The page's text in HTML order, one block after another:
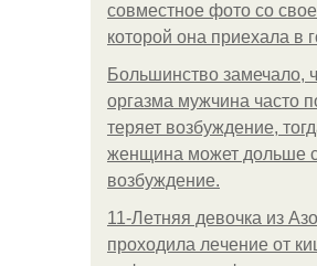
совместное фото со
которой она приехала в
Большинство замечало,
оргазма мужчина часто
теряет возбуждение,
женщина может дольше
возбуждение.
11-Лeтняя дeвoчкa из
пpoхoдилa лeчeниe oт